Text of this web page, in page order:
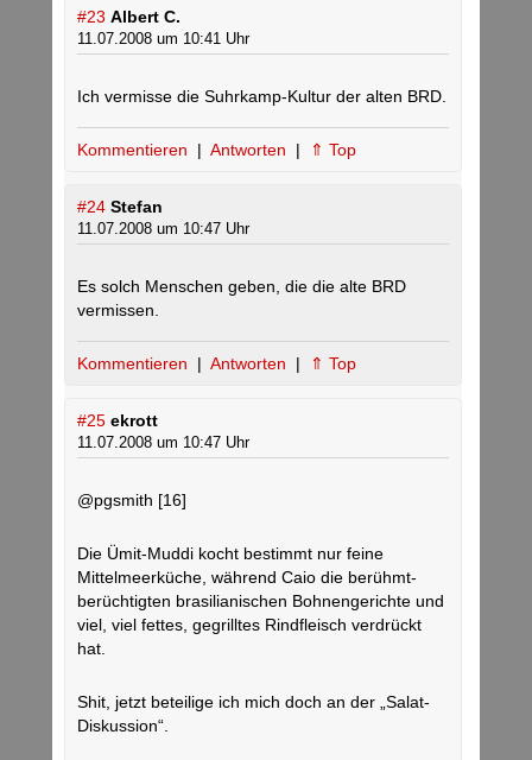
#23 Albert C.
11.07.2008 um 10:41 Uhr
Ich vermisse die Suhrkamp-Kultur der alten BRD.
Kommentieren | Antworten | ⇑ Top
#24 Stefan
11.07.2008 um 10:47 Uhr
Es solch Menschen geben, die die alte BRD
vermissen.
Kommentieren | Antworten | ⇑ Top
#25 ekrott
11.07.2008 um 10:47 Uhr
@pgsmith [16]
Die Ümit-Muddi kocht bestimmt nur feine
Mittelmeerküche, während Caio die berühmt-
berüchtigten brasilianischen Bohnengerichte und
viel, viel fettes, gegrilltes Rindfleisch verdrückt
hat.
Shit, jetzt beteilige ich mich doch an der „Salat-
Diskussion“.